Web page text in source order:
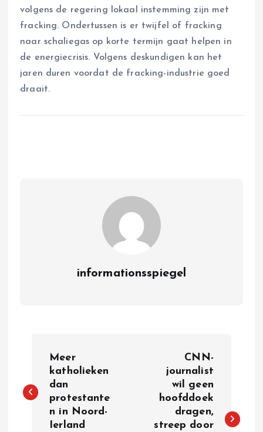
volgens de regering lokaal instemming zijn met
fracking. Ondertussen is er twijfel of fracking
naar schaliegas op korte termijn gaat helpen in
de energiecrisis. Volgens deskundigen kan het
jaren duren voordat de fracking-industrie goed
draait.
informationsspiegel
s
Meer
katholieken
dan
protestante
n in Noord-
Ierland
CNN-
journalist
wil geen
hoofddoek
dragen,
streep door